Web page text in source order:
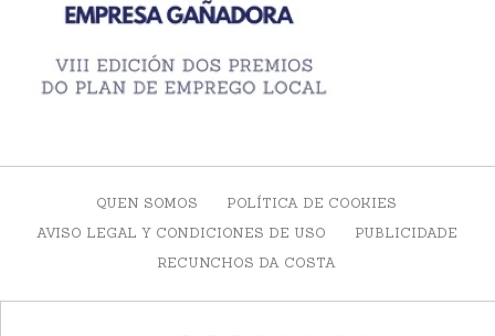
QUEN SOMOS
POLÍTICA DE COOKIES
AVISO LEGAL Y CONDICIONES DE USO
PUBLICIDADE
RECUNCHOS DA COSTA